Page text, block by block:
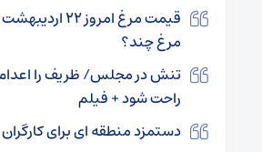
مرغ چند؟
تنش در مجلس/ ظریف را اعدام
راحت شود + فیلم
دستمزد منطقه ای برای